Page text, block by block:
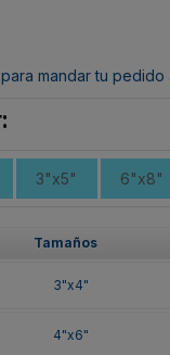
mandar tu
3"x5" 6"x8"
Tamaños
3"x4"
4"x6"